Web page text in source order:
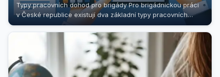
Typy pracovních dohod pro brigády Pro brigádnickou práci
v České republice existují dva základní typy pracovních
dohod - Dohoda o...